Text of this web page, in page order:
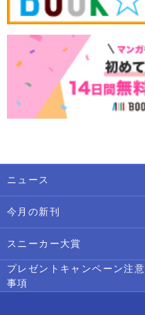
ニュース
今月の新刊
スニーカー大賞
プレゼントキャンペーン注意
事項